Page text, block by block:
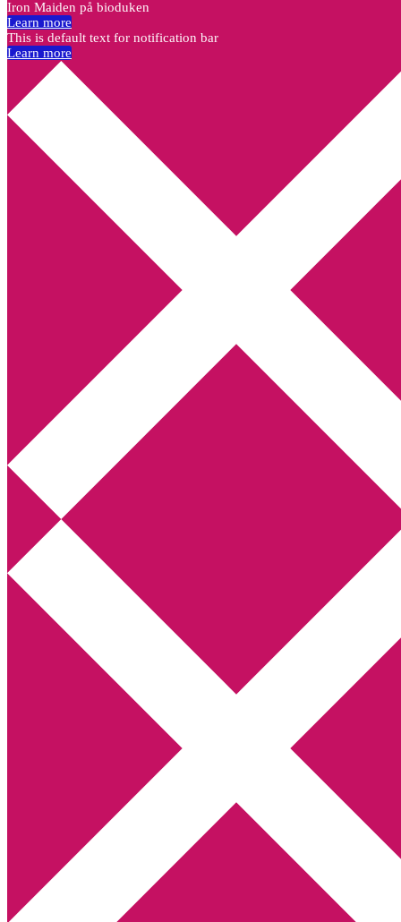
Annikas litteratur- och kulturblogg
Deckare, kriminalromaner, thrillers
Hem
Boktolva
Författarfemman
Kontakt
Webbshop Amazon
Utskriftscentralen
Min tv-blogg
You are here:Home Archives for Daily Mail
Recension: Bödelns sång av James
Oswald
Iron Maiden på bioduken
Learn more
This is default text for notification bar
Learn more